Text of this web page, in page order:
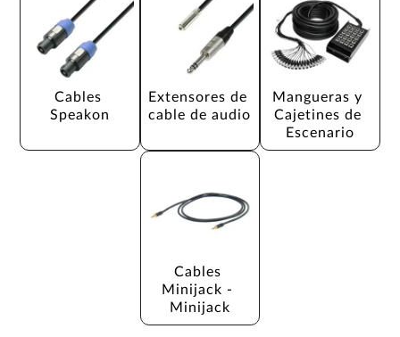
Cables
Speakon
Extensores de
cable de audio
Mangueras y
Cajetines de
Escenario
Cables
Minijack -
Minijack